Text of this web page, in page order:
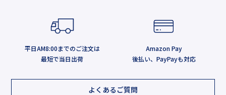
平日AM8:00までのご注文は
最短で当日出荷
Amazon Pay
後払い、PayPayも対応
よくあるご質問